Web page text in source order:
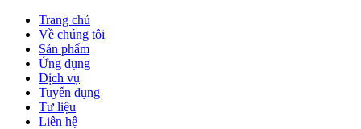
Trang chủ
Về chúng tôi
Sản phẩm
Ứng dụng
Dịch vụ
Tuyển dụng
Tư liệu
Liên hệ